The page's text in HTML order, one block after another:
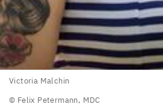
Victoria
Malchin
Victoria Malchin
© Felix Petermann, MDC